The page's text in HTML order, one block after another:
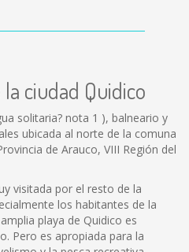
ciudad Quidico
solitaria? nota 1 ), balneario y
ubicada al norte de la comuna
de Arauco, VIII Región del
visitada por el resto de la
los habitantes de la
playa de Quidico es
Pero es apropiada para la